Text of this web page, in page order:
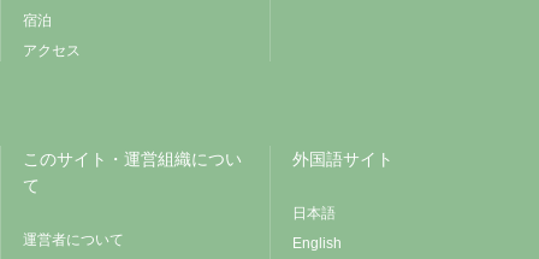
宿泊
アクセス
このサイト・運営組織につい
て
運営者について
外国語サイト
日本語
English